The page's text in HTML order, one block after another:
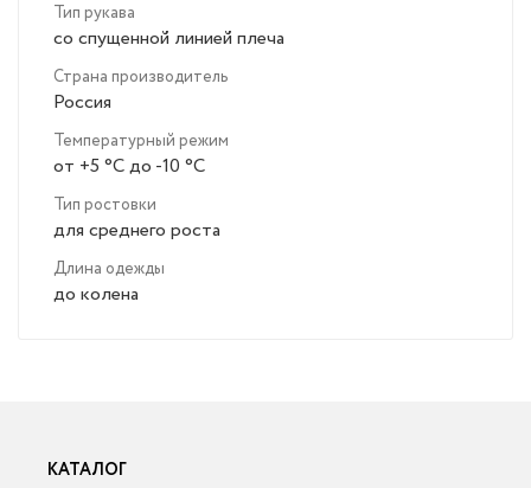
Тип рукава
со спущенной линией плеча
Страна производитель
Россия
Температурный режим
от +5 °C до -10 °C
Тип ростовки
для среднего роста
Длина одежды
до колена
КАТАЛОГ